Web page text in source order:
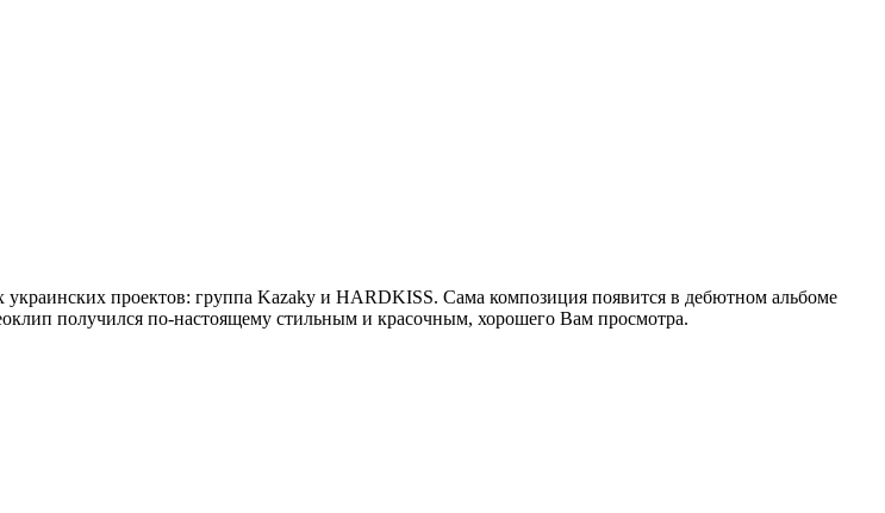
проектов: группа Kazaky и HARDKISS. Сама композиция появится в дебютном альбоме
получился по-настоящему стильным и красочным, хорошего Вам просмотра.